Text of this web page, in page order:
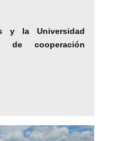
y la Universidad
de cooperación